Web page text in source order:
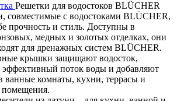
Решетки для водостоков BLÜCHER
совместимые с водостоками BLÜCHER,
прочность и стиль. Доступны в
медных и золотых отделках, они
для дренажных систем BLÜCHER.
крышки защищают водосток,
эффективный поток воды и добавляют
ванные комнаты, кухни, террасы и
помещения.